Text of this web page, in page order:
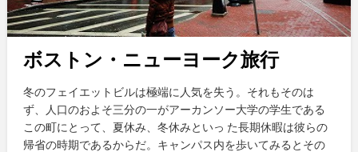
ボストン・ニューヨーク旅行
冬のフェイエットビルは極端に人気を失う。それもそのは
ず、人口のおよそ三分の一がアーカンソー大学の学生である
この町にとって、夏休み、冬休みといっ た長期休暇は彼らの
帰省の時期であるからだ。キャンパス内を歩いてみるとその